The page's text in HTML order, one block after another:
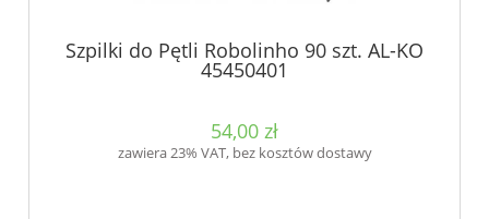
Szpilki do Pętli Robolinho 90 szt. AL-KO
45450401
54,00 zł
zawiera 23% VAT, bez kosztów dostawy